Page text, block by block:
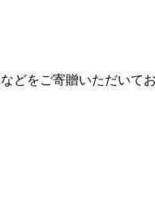
どをご寄贈いただいてお